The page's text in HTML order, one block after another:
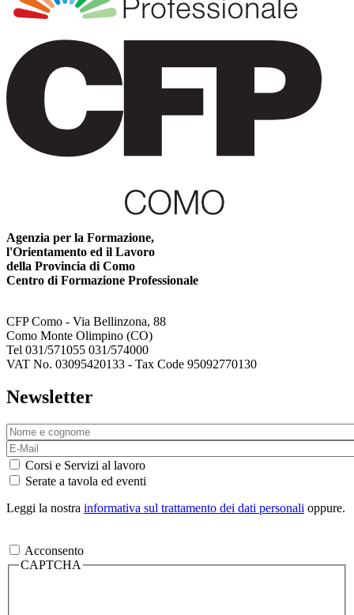
Agenzia per la Formazione,
l'Orientamento ed il Lavoro
della Provincia di Como
Centro di Formazione Professionale
CFP Como - Via Bellinzona, 88
Como Monte Olimpino (CO)
Tel 031/571055 031/574000
VAT No. 03095420133 - Tax Code 95092770130
Newsletter
Corsi e Servizi al lavoro
Serate a tavola ed eventi
Leggi la nostra informativa sul trattamento dei dati personali oppure.
Acconsento
CAPTCHA